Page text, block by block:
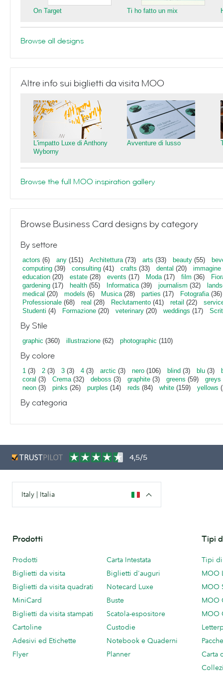
On Target Ti ho fatto un mix
Browse all designs
Altre info sui biglietti da visita MOO
L'impatto Luxe di Anthony
Wyborny
Avventure di lusso
Browse the full MOO inspiration gallery
Browse Business Card designs by category
By settore
actors (6) any (151) Architettura(73) arts (33) beauty (55)
computing (39) consulting (41) crafts (33) dental (20) immagine
education (20) estate (28) events (17) Moda(17) film (36)
gardening (17) health (55) Informatica(39) journalism (32)
medical (20) models (6) Musica (28) parties (17) Fotografia(36)
Professionale (68) real (28) Reclutamento (41) retail (22)
Studenti (4) Formazione (20) veterinary (20) weddings (17)
By Stile
graphic (360) illustrazione (62) photographic (110)
By colore
1 (3) 2 (3) 3 (3) 4 (3) arctic (3) nero (106) blind (3) blu (3)
coral (3) Crema(32) deboss (3) graphite (3) greens (59) greys
neon (3) pinks (26) purples (14) reds (84) white (159) yellows
By categoria
4,5/5
Italy | Italia
Prodotti
Prodotti
Biglietti da visita
Biglietti da visita quadrati
MiniCard
Biglietti da visita stampati
Cartoline
Adesivi ed Etichette
Flyer
Carta Intestata
Biglietti d'auguri
Notecard Luxe
Buste
Scatola-espositore
Custodie
Notebook e Quaderni
Planner
Tipi
Tipi
MOO
MOO
MOO
MOO
Carta